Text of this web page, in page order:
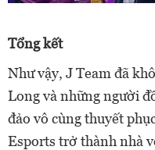
Tổng kết
Như vậy, J Team đã
Long và những người
đảo vô cùng thuyết
Esports trở thành nhà